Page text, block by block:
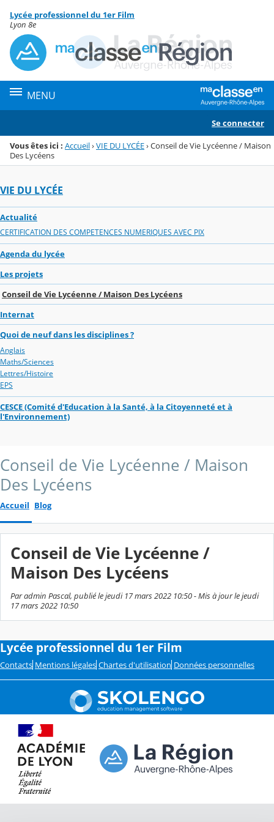
Menu de la rubrique
Contenu
Lycée professionnel du 1er Film
Lyon 8e
MENU
Se connecter
Vous êtes ici : Accueil›VIE DU LYCÉE›Conseil de Vie Lycéenne / Maison
Des Lycéens
VIE DU LYCÉE
Actualité
CERTIFICATION DES COMPETENCES NUMERIQUES AVEC PIX
Agenda du lycée
Les projets
Conseil de Vie Lycéenne / Maison Des Lycéens
Internat
Quoi de neuf dans les disciplines ?
Anglais
Maths/Sciences
Lettres/Histoire
EPS
CESCE (Comité d'Education à la Santé, à la Citoyenneté et à
l'Environnement)
Conseil de Vie Lycéenne / Maison
Des Lycéens
Accueil Blog
Conseil de Vie Lycéenne /
Maison Des Lycéens
Par admin Pascal, publié le jeudi 17 mars 2022 10:50 - Mis à jour le jeudi
17 mars 2022 10:50
Lycée professionnel du 1er Film
Contacts Mentions légales Chartes d'utilisation Données personnelles